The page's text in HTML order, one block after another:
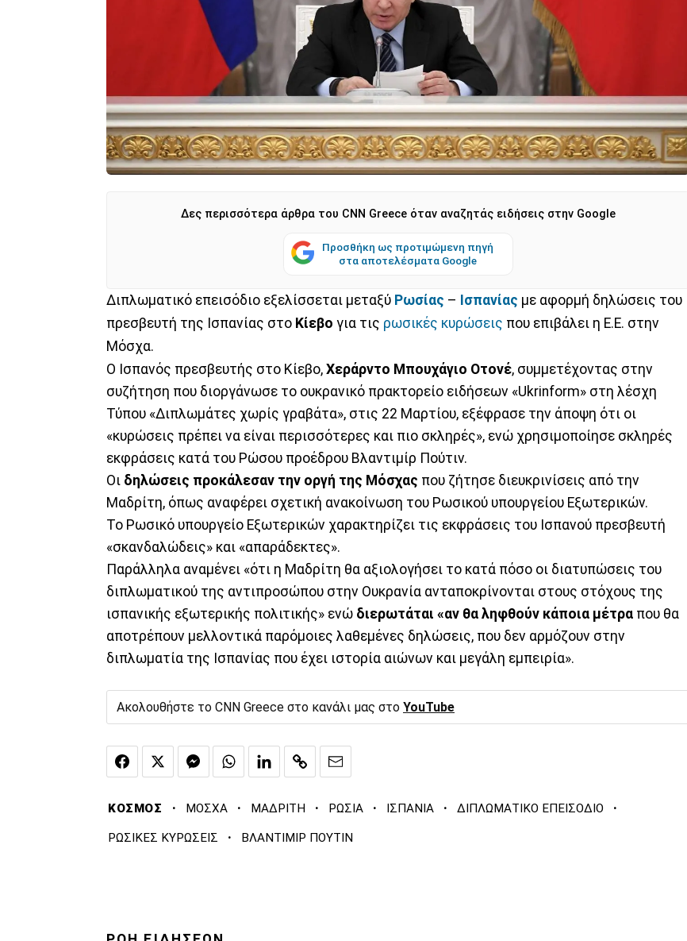
Δες περισσότερα άρθρα του CNN Greece όταν αναζητάς ειδήσεις στην Google
Προσθήκη ως προτιμώμενη πηγή
στα αποτελέσματα Google
Διπλωματικό επεισόδιο εξελίσσεται μεταξύ Ρωσίας – Ισπανίας με αφορμή δηλώσεις του
πρεσβευτή της Ισπανίας στο Κίεβο για τις ρωσικές κυρώσεις που επιβάλει η Ε.Ε. στην
Μόσχα.
Ο Ισπανός πρεσβευτής στο Κίεβο, Χεράρντο Μπουχάγιο Οτονέ, συμμετέχοντας στην
συζήτηση που διοργάνωσε το ουκρανικό πρακτορείο ειδήσεων «Ukrinform» στη λέσχη
Τύπου «Διπλωμάτες χωρίς γραβάτα», στις 22 Μαρτίου, εξέφρασε την άποψη ότι οι
«κυρώσεις πρέπει να είναι περισσότερες και πιο σκληρές», ενώ χρησιμοποίησε σκληρές
εκφράσεις κατά του Ρώσου προέδρου Βλαντιμίρ Πούτιν.
Οι δηλώσεις προκάλεσαν την οργή της Μόσχας που ζήτησε διευκρινίσεις από την
Μαδρίτη, όπως αναφέρει σχετική ανακοίνωση του Ρωσικού υπουργείου Εξωτερικών.
Το Ρωσικό υπουργείο Εξωτερικών χαρακτηρίζει τις εκφράσεις του Ισπανού πρεσβευτή
«σκανδαλώδεις» και «απαράδεκτες».
Παράλληλα αναμένει «ότι η Μαδρίτη θα αξιολογήσει το κατά πόσο οι διατυπώσεις του
διπλωματικού της αντιπροσώπου στην Ουκρανία ανταποκρίνονται στους στόχους της
ισπανικής εξωτερικής πολιτικής» ενώ διερωτάται «αν θα ληφθούν κάποια μέτρα που θα
αποτρέπουν μελλοντικά παρόμοιες λαθεμένες δηλώσεις, που δεν αρμόζουν στην
διπλωματία της Ισπανίας που έχει ιστορία αιώνων και μεγάλη εμπειρία».
Ακολουθήστε το CNN Greece στο κανάλι μας στο YouTube
ΚΟΣΜΟΣ · ΜΟΣΧΑ · ΜΑΔΡΙΤΗ · ΡΩΣΙΑ · ΙΣΠΑΝΙΑ · ΔΙΠΛΩΜΑΤΙΚΟ ΕΠΕΙΣΟΔΙΟ ·
ΡΩΣΙΚΕΣ ΚΥΡΩΣΕΙΣ · ΒΛΑΝΤΙΜΙΡ ΠΟΥΤΙΝ